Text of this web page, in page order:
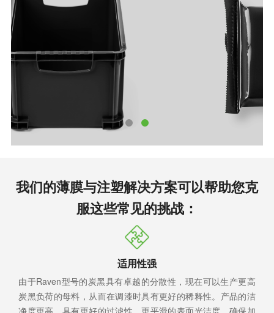
我们的薄膜与注塑解决方案可以帮助您克
服这些常见的挑战：
适用性强
由于Raven型号的炭黑具有卓越的分散性，现在可以生产更高
炭黑负荷的母料，从而在调漆时具有更好的稀释性。产品的洁
净度更高，具有更好的过滤性、更平滑的表面光洁度，确保加